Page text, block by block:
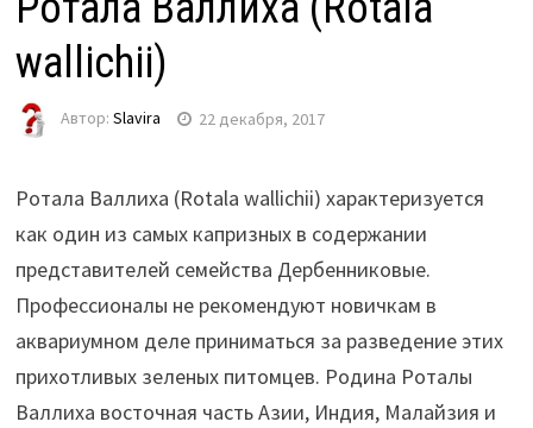
wallichii)
Автор: Slavira 22 декабря, 2017
Ротала Валлиха (Rotala wallichii) характеризуется
как один из самых капризных в содержании
представителей семейства Дербенниковые.
Профессионалы не рекомендуют новичкам в
аквариумном деле приниматься за разведение этих
прихотливых зеленых питомцев. Родина Роталы
Валлиха восточная часть Азии, Индия, Малайзия и